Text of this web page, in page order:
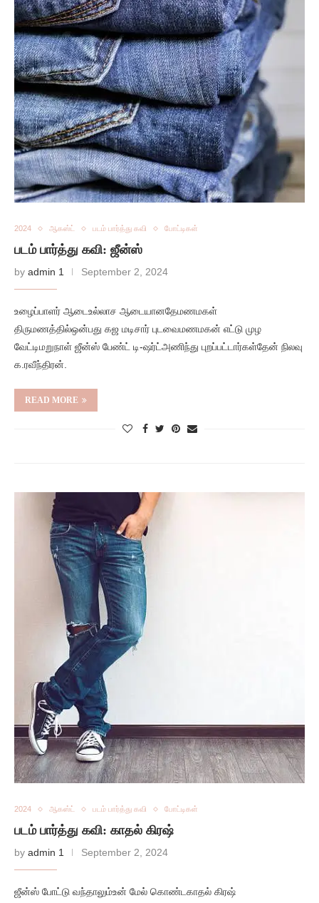
2024 ஆகஸ்ட் படம் பார்த்து கவி போட்டிகள்
படம் பார்த்து கவி: ஜீன்ஸ்
by admin 1 September 2, 2024
உழைப்பாளர் ஆடைஉல்லாச ஆடையானதேமணமகள்
திருமணத்தில்ஒன்பது கஜ மடிசார் புடவைமணமகன் எட்டு முழ
வேட்டிமறுநாள் ஜீன்ஸ் பேண்ட் டி-ஷர்ட்அணிந்து புறப்பட்டார்கள்தேன் நிலவு
க.ரவீந்திரன்.
READ MORE
2024 ஆகஸ்ட் படம் பார்த்து கவி போட்டிகள்
படம் பார்த்து கவி: காதல் கிரஷ்
by admin 1 September 2, 2024
ஜீன்ஸ் போட்டு வந்தாலும்உன் மேல் கொண்டகாதல் கிரஷ்